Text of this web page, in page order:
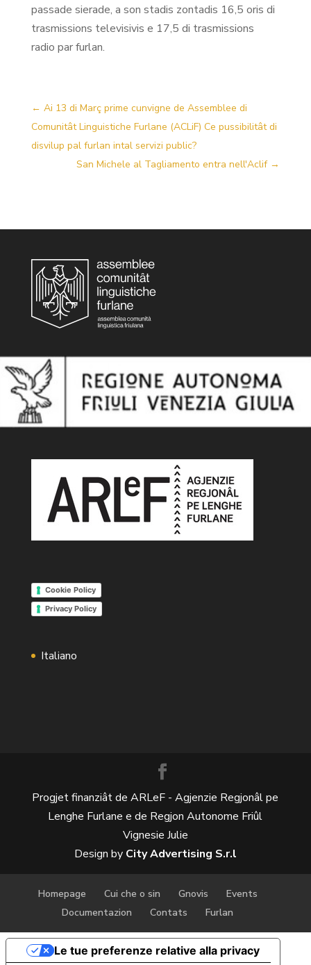
passade sierade, a son stadis zontadis 16,5 oris di
trasmissions televisivis e 17,5 di trasmissions
radio par furlan.
← Ai 13 di Març prime cunvigne de Assemblee di
Comunitât Linguistiche Furlane (ACLiF) Ce pussibilitât di
disvilup pal furlan intal servizi public?
San Michele al Tagliamento entra nell'Aclif→
Cookie Policy
Privacy Policy
Italiano
Homepage Cui che o sin Gnovis
Events
Documentazion
Contats Furlan
Progjet finanziât de ARLeF - Agjenzie Regjonâl pe
Lenghe Furlane e de Regjon Autonome Friûl
Vignesie Julie
Design by City Advertising S.r.l
Le tue preferenze relative alla privacy